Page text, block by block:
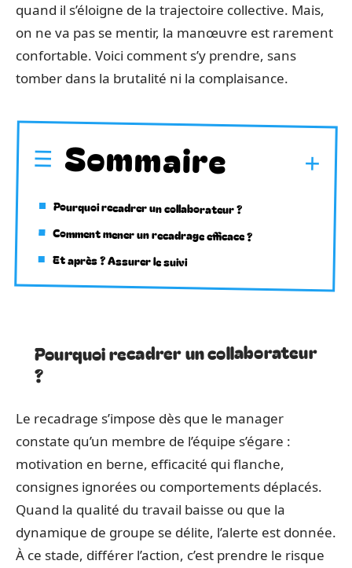
quand il s’éloigne de la trajectoire collective. Mais,
on ne va pas se mentir, la manœuvre est rarement
confortable. Voici comment s’y prendre, sans
tomber dans la brutalité ni la complaisance.
Sommaire
Pourquoi recadrer un collaborateur ?
Comment mener un recadrage efficace ?
Et après ? Assurer le suivi
Pourquoi recadrer un collaborateur
?
Le recadrage s’impose dès que le manager
constate qu’un membre de l’équipe s’égare :
motivation en berne, efficacité qui flanche,
consignes ignorées ou comportements déplacés.
Quand la qualité du travail baisse ou que la
dynamique de groupe se délite, l’alerte est donnée.
À ce stade, différer l’action, c’est prendre le risque